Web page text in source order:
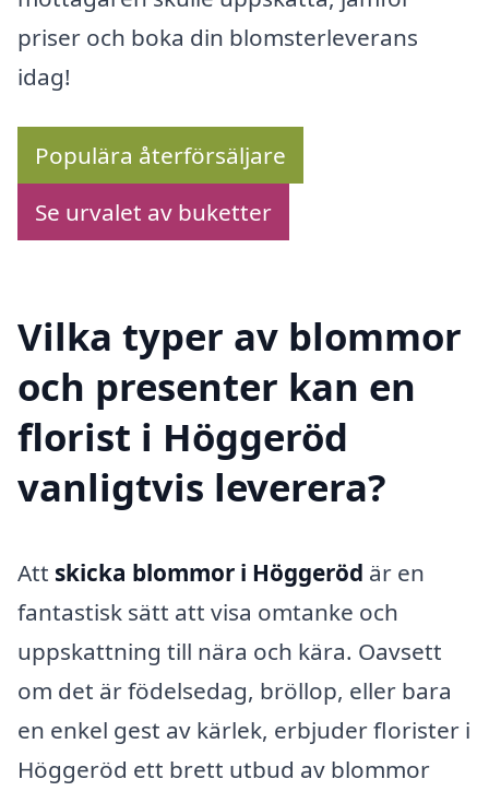
priser och boka din blomsterleverans
idag!
Populära återförsäljare
Se urvalet av buketter
Vilka typer av blommor
och presenter kan en
florist i Höggeröd
vanligtvis leverera?
Att skicka blommor i Höggeröd är en
fantastisk sätt att visa omtanke och
uppskattning till nära och kära. Oavsett
om det är födelsedag, bröllop, eller bara
en enkel gest av kärlek, erbjuder florister i
Höggeröd ett brett utbud av blommor